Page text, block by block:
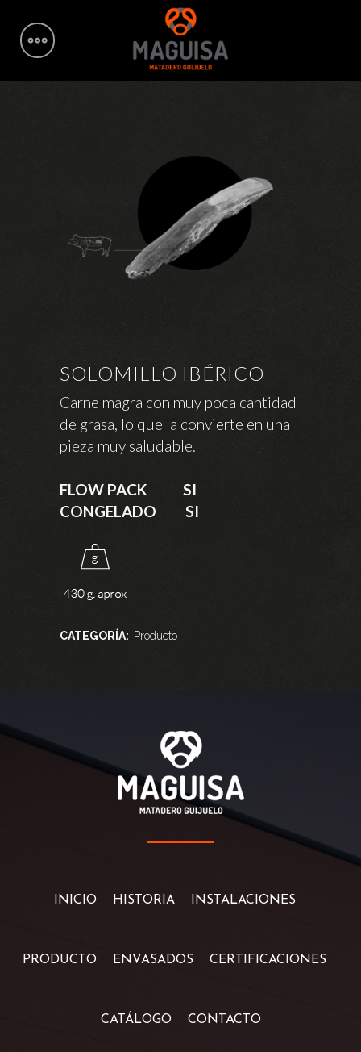
SOLOMILLO IBÉRICO
Carne magra con muy poca cantidad
de grasa, lo que la convierte en una
pieza muy saludable.
FLOW PACK SI
CONGELADO SI
CATEGORÍA: Producto
INICIO HISTORIA INSTALACIONES
PRODUCTO ENVASADOS CERTIFICACIONES
CATÁLOGO CONTACTO